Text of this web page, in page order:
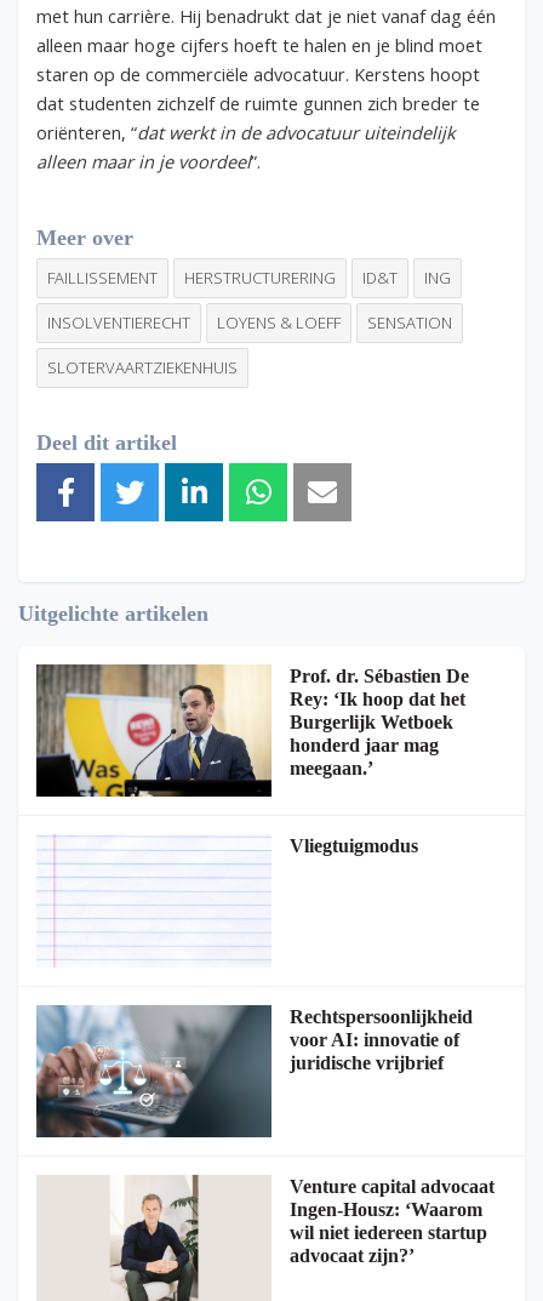
met hun carrière. Hij benadrukt dat je niet vanaf dag één
alleen maar hoge cijfers hoeft te halen en je blind moet
staren op de commerciële advocatuur. Kerstens hoopt
dat studenten zichzelf de ruimte gunnen zich breder te
oriënteren, “dat werkt in de advocatuur uiteindelijk
alleen maar in je voordeel”.
Meer over
FAILLISSEMENT HERSTRUCTURERING ID&T ING
INSOLVENTIERECHT LOYENS & LOEFF SENSATION
SLOTERVAARTZIEKENHUIS
Deel dit artikel
Uitgelichte artikelen
Prof. dr. Sébastien De
Rey: ‘Ik hoop dat het
Burgerlijk Wetboek
honderd jaar mag
meegaan.’
Vliegtuigmodus
Rechtspersoonlijkheid
voor AI: innovatie of
juridische vrijbrief
Venture capital advocaat
Ingen-Housz: ‘Waarom
wil niet iedereen startup
advocaat zijn?’